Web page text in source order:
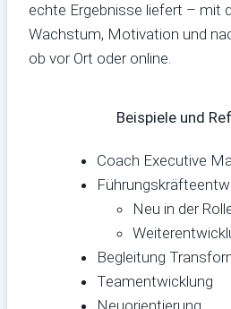
echte Ergebnisse liefert – mit
Wachstum, Motivation und
ob vor Ort oder online.
Beispiele und
Coach Executive
Neu in der
Begleitung
Teamentwicklung